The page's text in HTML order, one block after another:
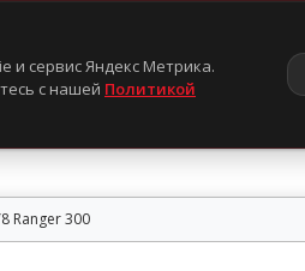
Запчасти
Ranger 300
и сервис Яндекс Метрика.
с нашей Политикой